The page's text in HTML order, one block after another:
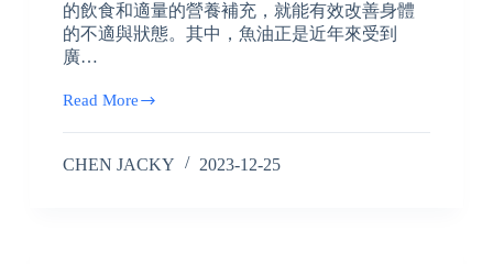
的飲食和適量的營養補充，就能有效改善身體
的不適與狀態。其中，魚油正是近年來受到
廣…
Read More
CHEN JACKY 2023-12-25